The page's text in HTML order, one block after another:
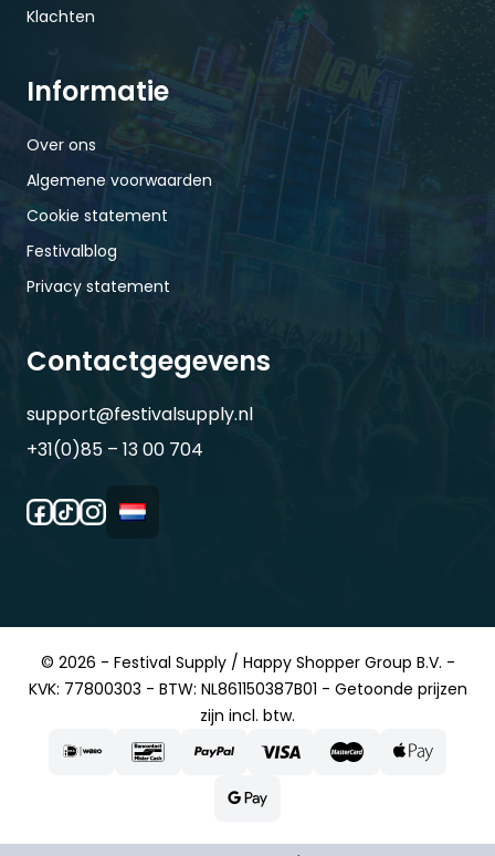
Klachten
Informatie
Over ons
Algemene voorwaarden
Cookie statement
Festivalblog
Privacy statement
Contactgegevens
support@festivalsupply.nl
+31(0)85 – 13 00 704
© 2026 - Festival Supply / Happy Shopper Group B.V. -
KVK: 77800303 - BTW: NL861150387B01 - Getoonde prijzen
zijn incl. btw.